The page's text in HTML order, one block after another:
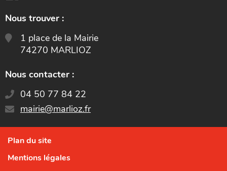
Nous trouver :
1 place de la Mairie
74270 MARLIOZ
Nous contacter :
04 50 77 84 22
E-
mairie@marlioz.fr
Plan du site
Mentions légales